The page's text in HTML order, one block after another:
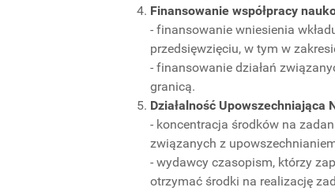
Finansowanie współpracy
- finansowanie wniesienia
przedsięwzięciu, w tym w
- finansowanie działań
granicą.
Działalność Upowszechniająca
- koncentracja środków na
związanych z
- wydawcy czasopism, którzy
otrzymać środki na realizację